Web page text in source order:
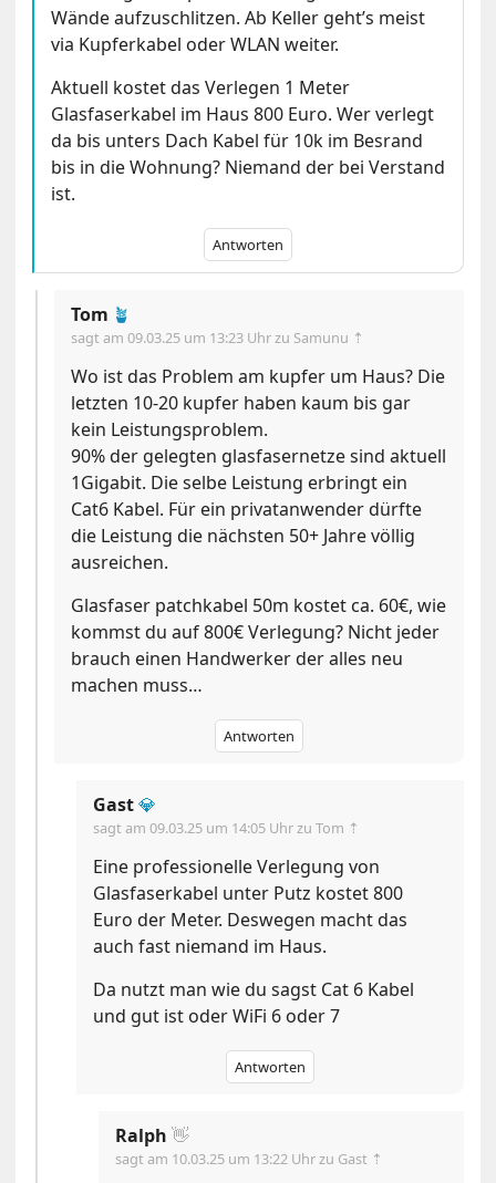
Wände aufzuschlitzen. Ab Keller geht’s meist
via Kupferkabel oder WLAN weiter.
Aktuell kostet das Verlegen 1 Meter
Glasfaserkabel im Haus 800 Euro. Wer verlegt
da bis unters Dach Kabel für 10k im Besrand
bis in die Wohnung? Niemand der bei Verstand
ist.
Antworten
Tom 🪴
sagt am09.03.25 um 13:23 Uhrzu Samunu ⇡
Wo ist das Problem am kupfer um Haus? Die
letzten 10-20 kupfer haben kaum bis gar
kein Leistungsproblem.
90% der gelegten glasfasernetze sind aktuell
1Gigabit. Die selbe Leistung erbringt ein
Cat6 Kabel. Für ein privatanwender dürfte
die Leistung die nächsten 50+ Jahre völlig
ausreichen.
Glasfaser patchkabel 50m kostet ca. 60€, wie
kommst du auf 800€ Verlegung? Nicht jeder
brauch einen Handwerker der alles neu
machen muss…
Antworten
Gast💎
sagt am09.03.25 um 14:05 Uhrzu Tom ⇡
Eine professionelle Verlegung von
Glasfaserkabel unter Putz kostet 800
Euro der Meter. Deswegen macht das
auch fast niemand im Haus.
Da nutzt man wie du sagst Cat 6 Kabel
und gut ist oder WiFi 6 oder 7
Antworten
Ralph 👋
sagt am 10.03.25 um 13:22 Uhrzu Gast ⇡